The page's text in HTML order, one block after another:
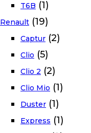
T6B (1)
Renault (19)
Captur (2)
Clio (5)
Clio 2 (2)
Clio Mio (1)
Duster (1)
Express (1)